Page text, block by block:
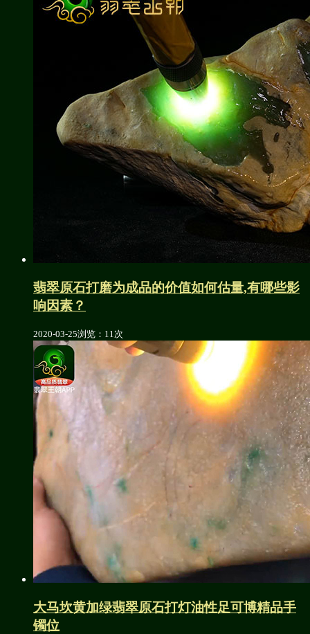
翡翠原石打磨为成品的价值如何估量,有哪些影
响因素？
2020-03-25浏览：11次
大马坎黄加绿翡翠原石打灯油性足可博精品手
镯位